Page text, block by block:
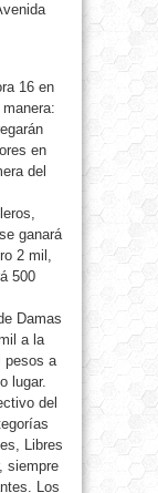
16 en
en
del
ganará
2 mil,
500
Damas
a la
pesos a
lugar.
del
Libres
siempre
Los